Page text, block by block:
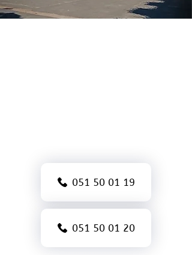
051 50 01 19
051 50 01 20